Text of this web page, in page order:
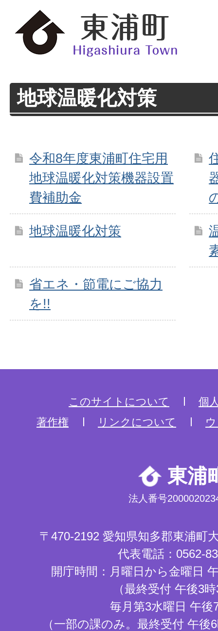
地球温暖化対策
令和8年度東浦町住宅用
地球温暖化対策機器設置
費補助金
地球温暖化対策
省エネ・節電にご協力
を!!
このサイトについて
個
著作権
リンクについて
東浦
法人番号
〒470-2192 愛知県知多郡東浦町
代表電話：0562-
開庁時間：月曜日から金曜日
（最終受付 午後3
毎月第3水曜日 午後
（一部の課のみ。最終受付 午